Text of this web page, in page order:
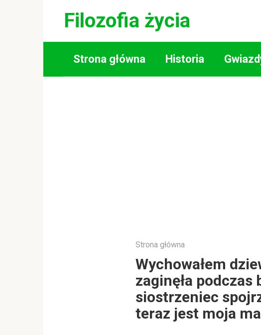
Filozofia życia
Strona główna Historia
Strona główna
Wychowałem
zaginęła
siostrzeniec
teraz jest moja